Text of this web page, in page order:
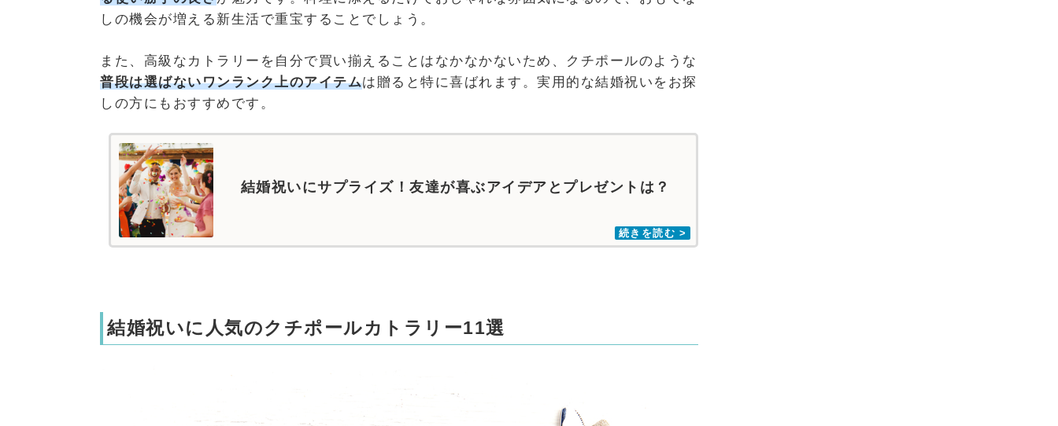
しの機会が増える新生活で重宝することでしょう。
また、高級なカトラリーを自分で買い揃えることはなかなかないため、クチポールのような
普段は選ばないワンランク上のアイテムは贈ると特に喜ばれます。実用的な結婚祝いをお探
しの方にもおすすめです。
結婚祝いにサプライズ！友達が喜ぶアイデアとプレゼントは？
結婚祝いに人気のクチポールカトラリー11選